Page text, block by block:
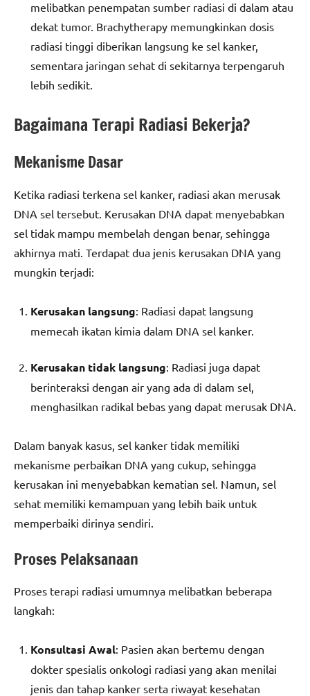
melibatkan penempatan sumber radiasi di dalam atau
dekat tumor. Brachytherapy memungkinkan dosis
radiasi tinggi diberikan langsung ke sel kanker,
sementara jaringan sehat di sekitarnya terpengaruh
lebih sedikit.
Bagaimana Terapi Radiasi Bekerja?
Mekanisme Dasar
Ketika radiasi terkena sel kanker, radiasi akan merusak
DNA sel tersebut. Kerusakan DNA dapat menyebabkan
sel tidak mampu membelah dengan benar, sehingga
akhirnya mati. Terdapat dua jenis kerusakan DNA yang
mungkin terjadi:
Kerusakan langsung: Radiasi dapat langsung
memecah ikatan kimia dalam DNA sel kanker.
Kerusakan tidak langsung: Radiasi juga dapat
berinteraksi dengan air yang ada di dalam sel,
menghasilkan radikal bebas yang dapat merusak DNA.
Dalam banyak kasus, sel kanker tidak memiliki
mekanisme perbaikan DNA yang cukup, sehingga
kerusakan ini menyebabkan kematian sel. Namun, sel
sehat memiliki kemampuan yang lebih baik untuk
memperbaiki dirinya sendiri.
Proses Pelaksanaan
Proses terapi radiasi umumnya melibatkan beberapa
langkah:
Konsultasi Awal: Pasien akan bertemu dengan
dokter spesialis onkologi radiasi yang akan menilai
jenis dan tahap kanker serta riwayat kesehatan